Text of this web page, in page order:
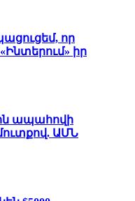
որ
իր
ապահովի
ԱՄՆ